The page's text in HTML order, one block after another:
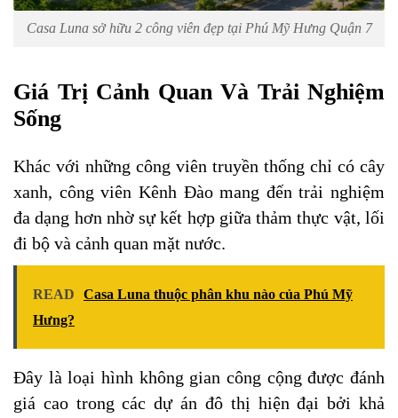
Casa Luna sở hữu 2 công viên đẹp tại Phú Mỹ Hưng Quận 7
Giá Trị Cảnh Quan Và Trải Nghiệm
Sống
Khác với những công viên truyền thống chỉ có cây
xanh, công viên Kênh Đào mang đến trải nghiệm
đa dạng hơn nhờ sự kết hợp giữa thảm thực vật, lối
đi bộ và cảnh quan mặt nước.
READ
Casa Luna thuộc phân khu nào của Phú Mỹ
Hưng?
Đây là loại hình không gian công cộng được đánh
giá cao trong các dự án đô thị hiện đại bởi khả